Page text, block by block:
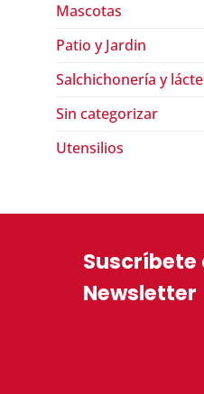
Mascotas
Patio y Jardin
Salchichonería y
Sin categorizar
Utensilios
Suscríbete
Newsletter